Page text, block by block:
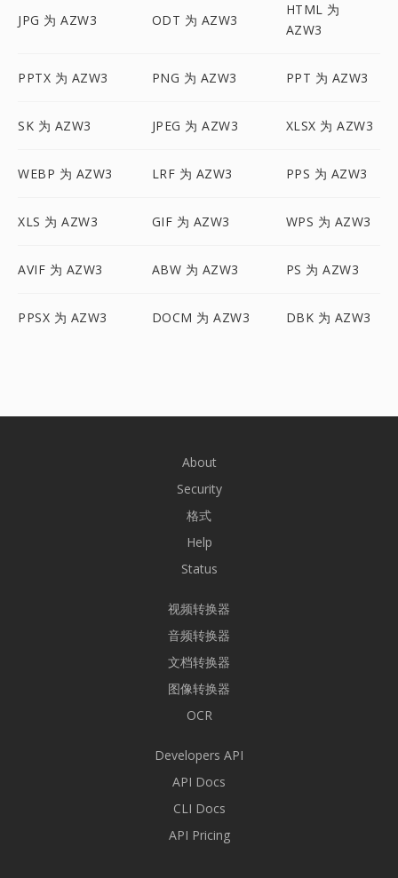
JPG 为 AZW3 ODT 为 AZW3
HTML 为
AZW3
PPTX 为 AZW3 PNG 为 AZW3 PPT 为 AZW3
SK 为 AZW3 JPEG 为 AZW3 XLSX 为 AZW3
WEBP 为 AZW3 LRF 为 AZW3 PPS 为 AZW3
XLS 为 AZW3 GIF 为 AZW3 WPS 为 AZW3
AVIF 为 AZW3 ABW 为 AZW3 PS 为 AZW3
PPSX 为 AZW3 DOCM 为 AZW3 DBK 为 AZW3
About
Security
格式
Help
Status
视频转换器
音频转换器
文档转换器
图像转换器
OCR
Developers API
API Docs
CLI Docs
API Pricing